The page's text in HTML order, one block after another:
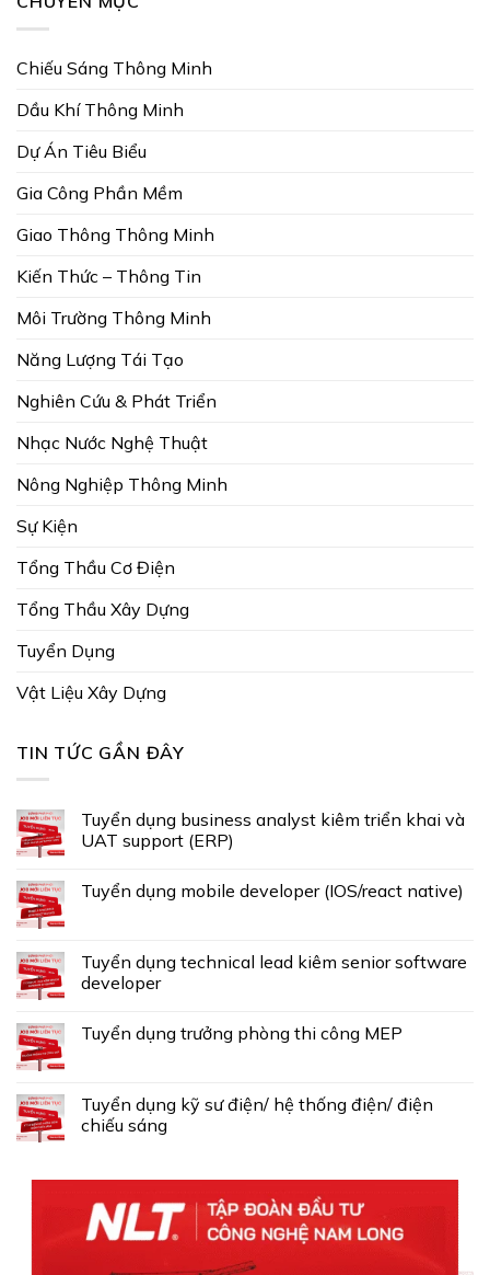
Chiếu Sáng Thông Minh
Dầu Khí Thông Minh
Dự Án Tiêu Biểu
Gia Công Phần Mềm
Giao Thông Thông Minh
Kiến Thức – Thông Tin
Môi Trường Thông Minh
Năng Lượng Tái Tạo
Nghiên Cứu & Phát Triển
Nhạc Nước Nghệ Thuật
Nông Nghiệp Thông Minh
Sự Kiện
Tổng Thầu Cơ Điện
Tổng Thầu Xây Dựng
Tuyển Dụng
Vật Liệu Xây Dựng
TIN TỨC GẦN ĐÂY
Tuyển dụng business analyst kiêm triển khai và
UAT support (ERP)
Tuyển dụng mobile developer (IOS/react native)
Tuyển dụng technical lead kiêm senior software
developer
Tuyển dụng trưởng phòng thi công MEP
Tuyển dụng kỹ sư điện/ hệ thống điện/ điện
chiếu sáng